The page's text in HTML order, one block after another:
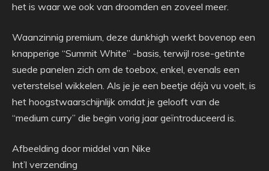
het is waar we ook van droomden en zoveel meer.
Waanzinnig premium, deze dunkhigh werkt bovenop een
knapperige “Summit White” -basis, terwijl rose-getinte
suede panelen zich om de toebox, enkel, evenals een
veterstelsel wikkelen. Als je je een beetje déjà vu voelt, is
het hoogstwaarschijnlijk omdat je gelooft van de
“medium curry” die begin vorig jaar geïntroduceerd is.
Afbeelding door middel van Nike
Int’l verzending